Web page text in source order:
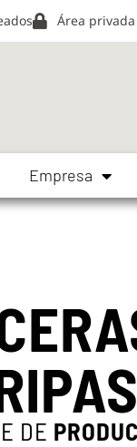
Área privada
Empresa
DE